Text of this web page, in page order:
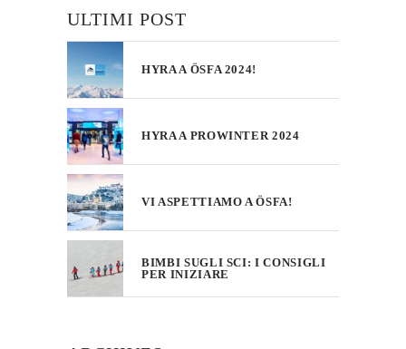
ULTIMI POST
HYRA A ÖSFA 2024!
HYRA A PROWINTER 2024
VI ASPETTIAMO A ÖSFA!
BIMBI SUGLI SCI: I CONSIGLI
PER INIZIARE